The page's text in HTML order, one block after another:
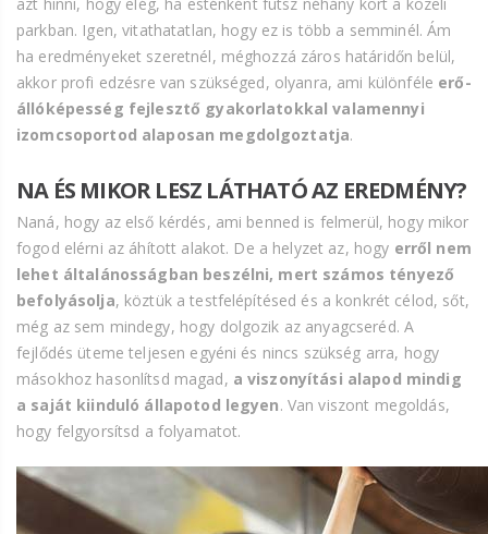
parkban. Igen, vitathatatlan, hogy ez is több a semminél. Ám
ha eredményeket szeretnél, méghozzá záros határidőn belül,
akkor profi edzésre van szükséged, olyanra, ami különféle erő-
állóképesség fejlesztő gyakorlatokkal valamennyi
izomcsoportod alaposan megdolgoztatja.
NA ÉS MIKOR LESZ LÁTHATÓ AZ EREDMÉNY?
Naná, hogy az első kérdés, ami benned is felmerül, hogy mikor
fogod elérni az áhított alakot. De a helyzet az, hogy erről nem
lehet általánosságban beszélni, mert számos tényező
befolyásolja, köztük a testfelépítésed és a konkrét célod, sőt,
még az sem mindegy, hogy dolgozik az anyagcseréd. A
fejlődés üteme teljesen egyéni és nincs szükség arra, hogy
másokhoz hasonlítsd magad, a viszonyítási alapod mindig
a saját kiinduló állapotod legyen. Van viszont megoldás,
hogy felgyorsítsd a folyamatot.